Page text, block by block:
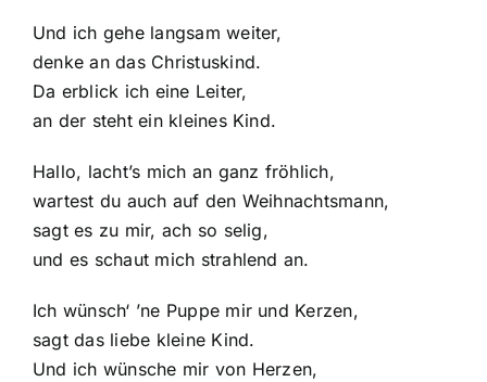
Und ich gehe langsam weiter,
denke an das Christuskind.
Da erblick ich eine Leiter,
an der steht ein kleines Kind.
Hallo, lacht’s mich an ganz fröhlich,
wartest du auch auf den Weihnachtsmann,
sagt es zu mir, ach so selig,
und es schaut mich strahlend an.
Ich wünsch‘ ’ne Puppe mir und Kerzen,
sagt das liebe kleine Kind.
Und ich wünsche mir von Herzen,